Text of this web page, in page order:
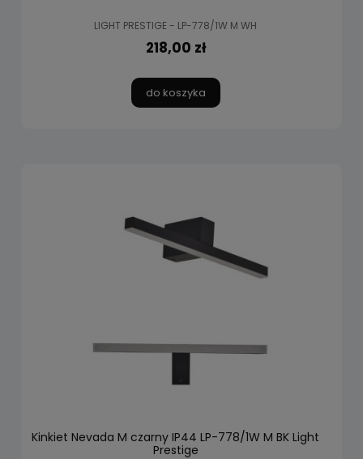
LIGHT PRESTIGE - LP-778/1W M WH
218,00 zł
do koszyka
Kinkiet Nevada M czarny IP44 LP-778/1W M BK Light
Prestige